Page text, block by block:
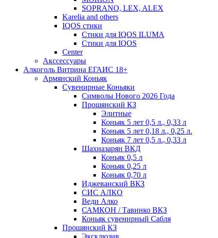
SOPRANO, LEX, ALEX
Karelia and others
IQOS стики
Стики для IQOS ILUMA
Стики для IQOS
Сenter
Акссессуары
Алкоголь Витрина ЕГАИС 18+
Армянский Коньяк
Сувенирные Коньяки
Символы Нового 2026 Года
Прошянский КЗ
Элитные
Коньяк 5 лет 0,5 л., 0,33 л
Коньяк 5 лет 0,18 л., 0,25 л.
Коньяк 7 лет 0,5 л., 0,33 л
Шахназарян ВКД
Коньяк 0,5 л
Коньяк 0,25 л
Коньяк 0,70 л
Иджеванский ВКЗ
СИС АЛКО
Веди Алко
САМКОН / Тавинко ВКЗ
Коньяк сувенирный Сабля
Прошянский КЗ
Эксклюзив